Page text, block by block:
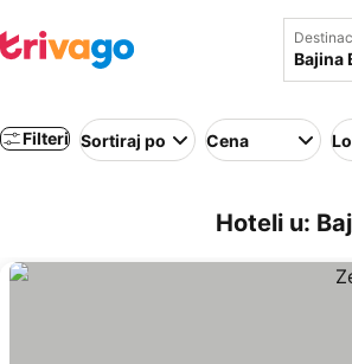
Filteri Sortiraj po Cena
Hoteli u: